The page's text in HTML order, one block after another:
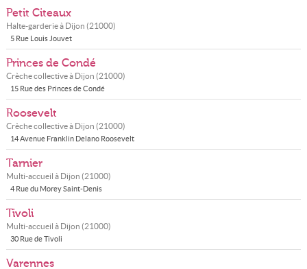
Petit Citeaux
Halte-garderie à Dijon (21000)
5 Rue Louis Jouvet
Princes de Condé
Crèche collective à Dijon (21000)
15 Rue des Princes de Condé
Roosevelt
Crèche collective à Dijon (21000)
14 Avenue Franklin Delano Roosevelt
Tarnier
Multi-accueil à Dijon (21000)
4 Rue du Morey Saint-Denis
Tivoli
Multi-accueil à Dijon (21000)
30 Rue de Tivoli
Varennes